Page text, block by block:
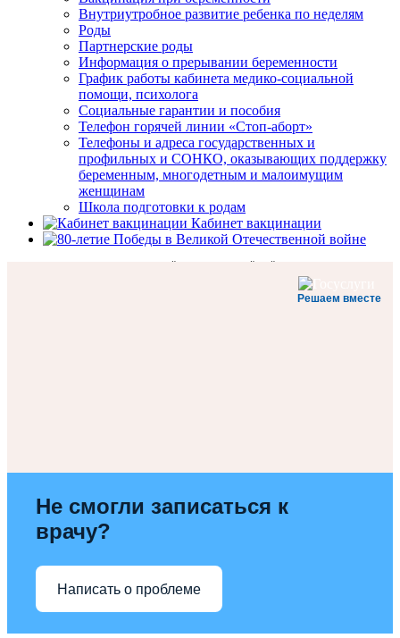
Внутриутробное развитие ребенка по неделям
Роды
Партнерские роды
Информация о прерывании беременности
График работы кабинета медико-социальной
помощи, психолога
Социальные гарантии и пособия
Телефон горячей линии «Стоп-аборт»
Телефоны и адреса государственных и
профильных и СОНКО, оказывающих поддержку
беременным, многодетным и малоимущим
женщинам
Школа подготовки к родам
Кабинет вакцинации
Решаем вместе
Не смогли записаться к
врачу?
Написать о проблеме